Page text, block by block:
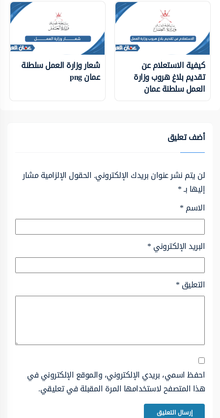
كيفية الاستعلام عن
تقديم بلاغ هروب وزارة
العمل سلطنة عمان
شعار وزارة العمل سلطنة
عمان png
أضف تعليق
لن يتم نشر عنوان بريدك الإلكتروني. الحقول الإلزامية مشار
إليها بـ*
الاسم*
البريد الإلكتروني*
التعليق*
احفظ اسمي، بريدي الإلكتروني، والموقع الإلكتروني في
هذا المتصفح لاستخدامها المرة المقبلة في تعليقي.